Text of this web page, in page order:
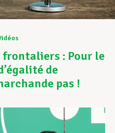
: Pour le
de
pas !